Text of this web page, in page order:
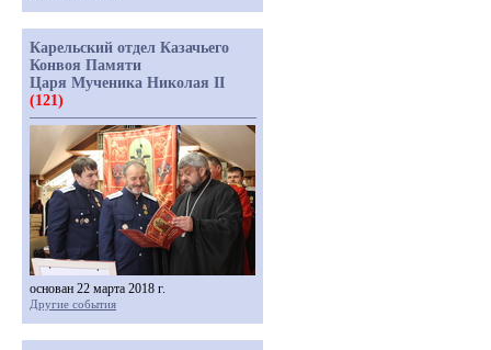
Карельский отдел Казачьего
Конвоя Памяти
Царя Мученика Николая II
(121)
основан 22 марта 2018 г.
Другие события